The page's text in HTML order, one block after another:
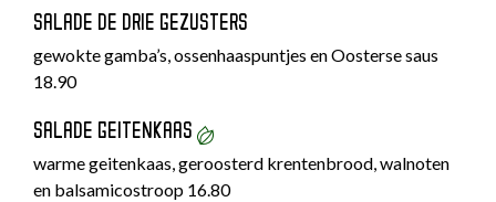
SALADE DE DRIE GEZUSTERS
gewokte gamba’s, ossenhaaspuntjes en Oosterse saus
18.90
SALADE GEITENKAAS
warme geitenkaas, geroosterd krentenbrood, walnoten
en balsamicostroop 16.80